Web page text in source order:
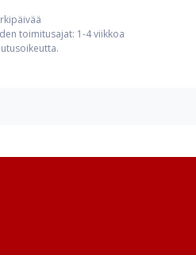
toimitusajat: 1-4 viikkoa